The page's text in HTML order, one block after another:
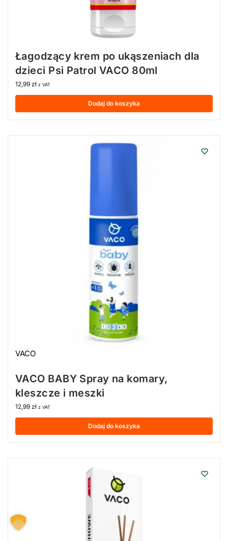
Łagodzący krem po ukąszeniach dla
dzieci Psi Patrol VACO 80ml
12,99 zł z VAT
Dodaj do koszyka
VACO
VACO BABY Spray na komary,
kleszcze i meszki
12,99 zł z VAT
Dodaj do koszyka